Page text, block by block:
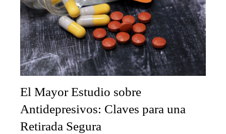
El Mayor Estudio sobre
Antidepresivos: Claves para una
Retirada Segura